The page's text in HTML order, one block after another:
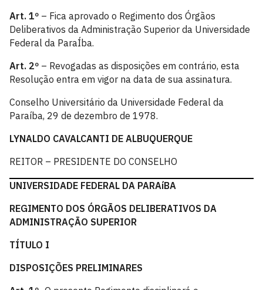
Art. 1º – Fica aprovado o Regimento dos Órgãos
Deliberativos da Administração Superior da Universidade
Federal da ParaÍba.
Art. 2º – Revogadas as disposições em contrário, esta
Resolução entra em vigor na data de sua assinatura.
Conselho Universitário da Universidade Federal da
Paraíba, 29 de dezembro de 1978.
LYNALDO CAVALCANTI DE ALBUQUERQUE
REITOR – PRESIDENTE DO CONSELHO
UNIVERSIDADE FEDERAL DA PARAíBA
REGIMENTO DOS ÓRGÃOS DELIBERATIVOS DA
ADMINISTRAÇÃO SUPERIOR
TÍTULO I
DISPOSIÇÕES PRELIMINARES